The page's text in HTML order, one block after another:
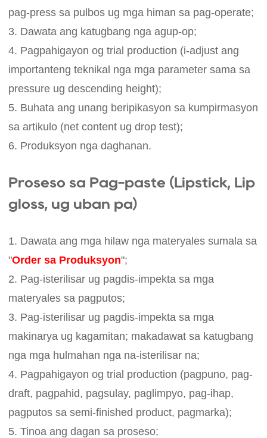
pag-press sa pulbos ug mga himan sa pag-operate;
3. Dawata ang katugbang nga agup-op;
4. Pagpahigayon og trial production (i-adjust ang
importanteng teknikal nga mga parameter sama sa
pressure ug descending height);
5. Buhata ang unang beripikasyon sa kumpirmasyon
sa artikulo (net content ug drop test);
6. Produksyon nga daghanan.
Proseso sa Pag-paste (Lipstick, Lip
gloss, ug uban pa)
1. Dawata ang mga hilaw nga materyales sumala sa
"Order sa Produksyon";
2. Pag-isterilisar ug pagdis-impekta sa mga
materyales sa pagputos;
3. Pag-isterilisar ug pagdis-impekta sa mga
makinarya ug kagamitan; makadawat sa katugbang
nga mga hulmahan nga na-isterilisar na;
4. Pagpahigayon og trial production (pagpuno, pag-
draft, pagpahid, pagsulay, paglimpyo, pag-ihap,
pagputos sa semi-finished product, pagmarka);
5. Tinoa ang dagan sa proseso;